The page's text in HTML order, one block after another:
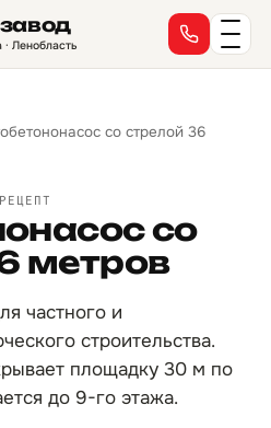
Ленобласть
со стрелой 36
со
метров
частного и
строительства.
площадку 30 м по
до 9-го этажа.